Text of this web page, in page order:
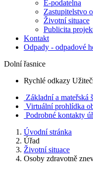
E-podatelna
Zastupitelstvo
Životní situace
Publicita
Kontakt
Odpady - odpadové
Dolní řasnice
Rychlé odkazy
Základní a mateřská
Virtuální prohlídka
Podrobné kontakty
Úvodní stránka
Úřad
Životní situace
Osoby zdravotně